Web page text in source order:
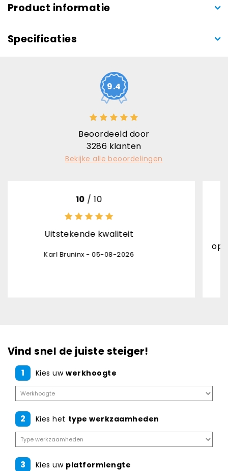
Product informatie
Specificaties
9.4
Beoordeeld door
3286 klanten
Bekijke alle beoordelingen
kwaliteit
- 05-08-2026
opvolging
Vind snel de juiste steiger!
1 Kies uw werkhoogte
2 Kies het type werkzaamheden
3 Kies uw platformlengte